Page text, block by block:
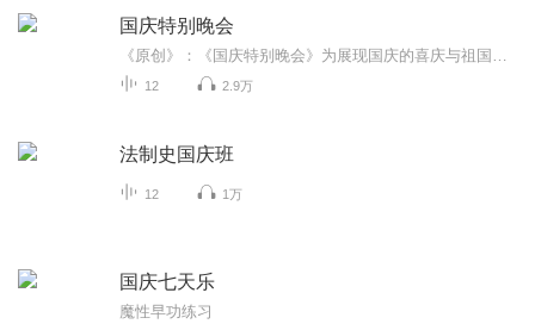
国庆特别晚会
12 2.9万
法制史国庆班
12 1万
国庆七天乐
魔性早功练习